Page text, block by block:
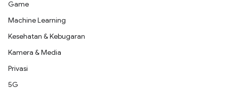
Game
Machine Learning
Kesehatan & Kebugaran
Kamera & Media
Privasi
5G